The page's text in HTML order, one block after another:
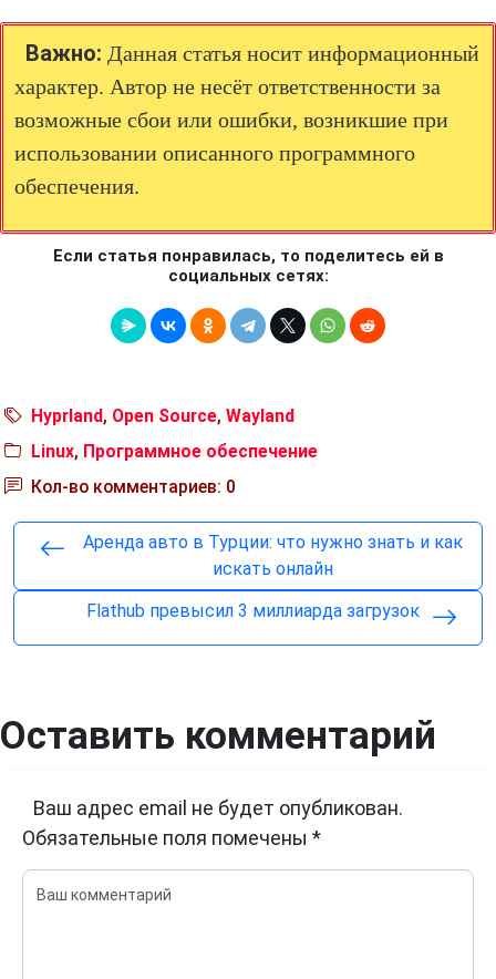
Важно: Данная статья носит информационный
характер. Автор не несёт ответственности за
возможные сбои или ошибки, возникшие при
использовании описанного программного
обеспечения.
Если статья понравилась, то поделитесь ей в
социальных сетях:
Hyprland, Open Source, Wayland
Linux, Программное обеспечение
Кол-во комментариев: 0
Аренда авто в Турции: что нужно знать и как
искать онлайн
Flathub превысил 3 миллиарда загрузок
Оставить комментарий
Ваш адрес email не будет опубликован.
Обязательные поля помечены *